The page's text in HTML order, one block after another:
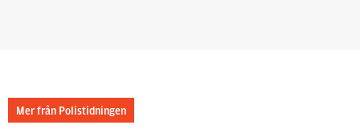
Mer från Polistidningen